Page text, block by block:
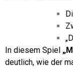
In diesem Spiel
deutlich, wie der